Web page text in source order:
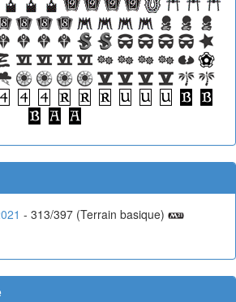
- 313/397 (Terrain basique)